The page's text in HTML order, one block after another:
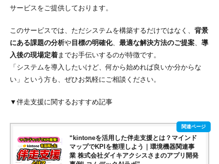
サービスをご提供しております。
このサービスでは、ただシステムを構築するだけではなく、 背景
にある課題の分析や目標の明確化、 最適な解決方法のご提案
導
入後の現場定着までお手伝いするのが特徴です。
「システムを導入したいけど、何から始めれば良いか分からな
い」という方も、ぜひお気軽にご相談ください。
▼伴走支援に関するおすすめ記事
“kintoneを活用した伴走支援とは？マインド
マップでKPIを整理しよう｜環境機器関連事
業 株式会社ダイキアクシスさまのアプリ開発